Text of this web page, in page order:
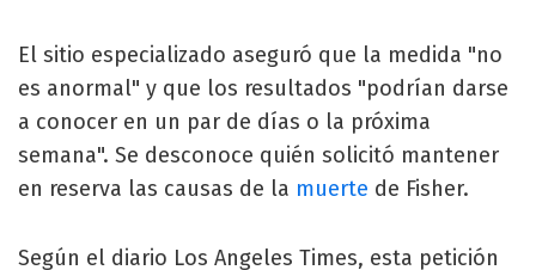
El sitio especializado aseguró que la medida "no
es anormal" y que los resultados "podrían darse
a conocer en un par de días o la próxima
semana". Se desconoce quién solicitó mantener
en reserva las causas de la muerte de Fisher.
Según el diario Los Angeles Times, esta petición